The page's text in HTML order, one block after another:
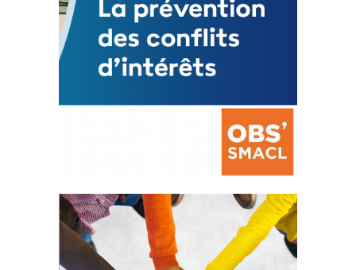
La prévention des conflits
d’intérêts
18 septembre 2023
FEUILLETER